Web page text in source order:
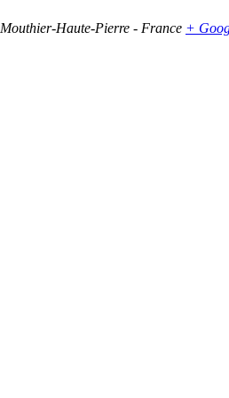
Mouthier-Haute-Pierre - France +